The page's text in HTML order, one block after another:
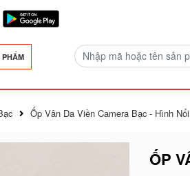
PHẨM
Ốp Vân Da Viền Camera Bạc - Hình
ỐP